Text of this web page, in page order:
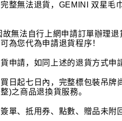
整無法退貨，GEMINI 双星
無法自行上網申請訂單辦理
為您代為申請退貨程序！
申請，如同上述的退貨方式申
買日起七日內，完整標包裝吊
)之商品退換貨服務。
單、抵用券、點數、贈品未附